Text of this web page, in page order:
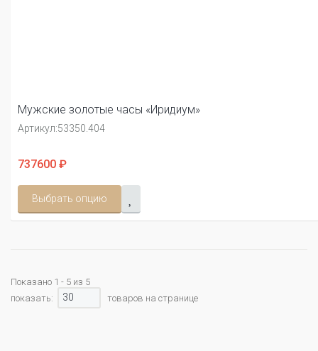
Мужские золотые часы «Иридиум»
Артикул:53350.404
737600 ₽
Выбрать опцию
Показано 1 - 5 из 5
показать:
30 товаров на странице